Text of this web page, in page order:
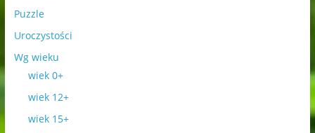
Puzzle
Uroczystości
Wg wieku
wiek 0+
wiek 12+
wiek 15+